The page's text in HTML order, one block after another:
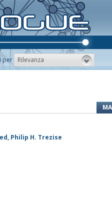
per Rilevanza
Philip H. Trezise